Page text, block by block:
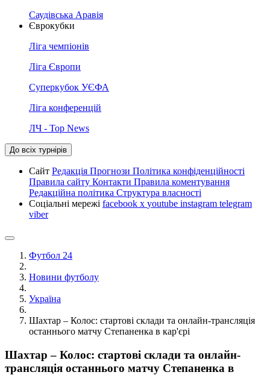
Саудівська Аравія
Єврокубки
Ліга чемпіонів
Ліга Європи
Суперкубок УЄФА
Ліга конференцій
ЛЧ - Top News
До всіх турнірів
Сайт Редакція Прогнози Політика конфіденційності
Правила сайту Контакти Правила коментування
Редакційна політика Структура власності
Соціальні мережі facebook x youtube instagram telegram
viber
Футбол 24
Новини футболу
Україна
Шахтар – Колос: стартові склади та онлайн-трансляція
останнього матчу Степаненка в кар'єрі
Шахтар – Колос: стартові склади та онлайн-
трансляція останнього матчу Степаненка в